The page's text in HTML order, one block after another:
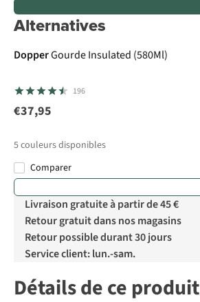
Alternatives
DopperGourde Insulated (580Ml)
196
€37,95
5couleurs disponibles
Comparer
Livraison gratuite à partir de 45 €
Retour gratuit dans nos magasins
Retour possible durant 30 jours
Service client: lun.-sam.
Détails de ce produit